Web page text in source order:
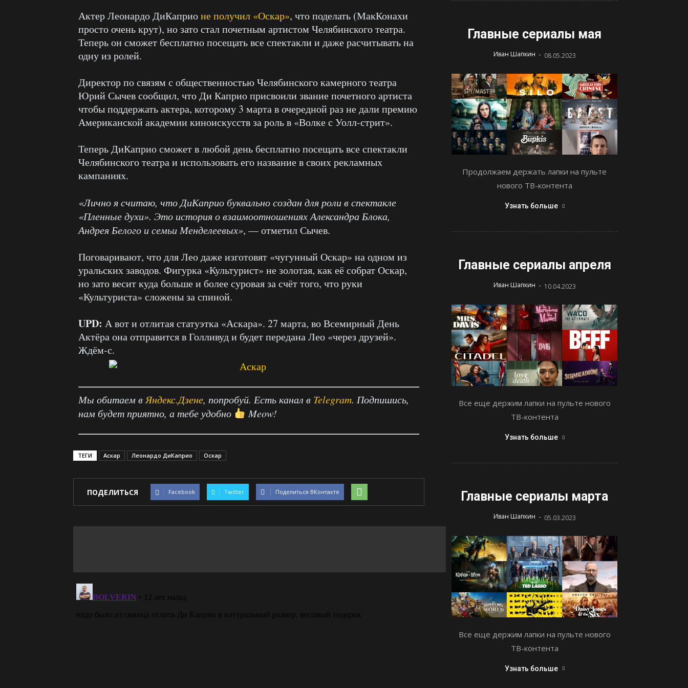
Актер Леонардо ДиКаприоне получил «Оскар», что поделать (МакКонахи
просто очень крут), но зато стал почетным артистом Челябинского театра.
Теперь он сможет бесплатно посещать все спектакли и даже расчитывать на
одну из ролей.
Директор по связям с общественностью Челябинского камерного театра
Юрий Сычев сообщил, что Ди Каприо присвоили звание почетного артиста
чтобы поддержать актера, которому 3 марта в очередной раз не дали премию
Американской академии киноискусств за роль в «Волке с Уолл-стрит».
Теперь ДиКаприо сможет в любой день бесплатно посещать все спектакли
Челябинского театра и использовать его название в своих рекламных
кампаниях.
«Лично я считаю, что ДиКаприо буквально создан для роли в спектакле
«Пленные духи». Это история о взаимоотношениях Александра Блока,
Андрея Белого и семьи Менделеевых», — отметил Сычев.
Поговаривают, что для Лео даже изготовят «чугунный Оскар» на одном из
уральских заводов. Фигурка «Культурист» не золотая, как её собрат Оскар,
но зато весит куда больше и более суровая за счёт того, что руки
«Культуриста» сложены за спиной.
UPD: А вот и отлитая статуэтка «Аскара». 27 марта, во Всемирный День
Актёра она отправится в Голливуд и будет передана Лео «через друзей».
Ждём-с.
Мы обитаем в Яндекс.Дзене, попробуй. Есть канал в Telegram. Подпишись,
нам будет приятно, а тебе удобно
Meow!
ТЕГИ Аскар Леонардо ДиКаприо Оскар
ПОДЕЛИТЬСЯ Facebook Twitter Поделиться ВКонтакте
Главные сериалы мая
Иван Шапкин - 08.05.2023
Продолжаем держать лапки на пульте
нового ТВ-контента
Узнать больше
Главные сериалы апреля
Иван Шапкин - 10.04.2023
Все еще держим лапки на пульте нового
ТВ-контента
Узнать больше
Главные сериалы марта
Иван Шапкин - 05.03.2023
Все еще держим лапки на пульте нового
ТВ-контента
Узнать больше